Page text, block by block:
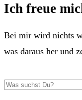
Ich freue
Bei mir wird nichts
was daraus her und